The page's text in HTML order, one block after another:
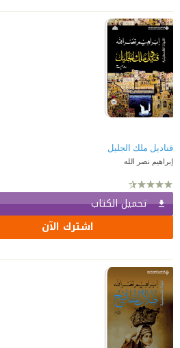
قناديل ملك الجليل
إبراهيم نصر الله
تحميل الكتاب
اشترك الآن